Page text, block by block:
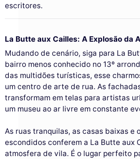
escritores.
La Butte aux Cailles: A Explosão da
Mudando de cenário, siga para La
bairro menos conhecido no 13º
das multidões turísticas, esse
um centro de arte de rua. As
transformam em telas para artistas
um museu ao ar livre em constante
As ruas tranquilas, as casas baixas e
escondidos conferem a La Butte aux
atmosfera de vila. É o lugar perfeito